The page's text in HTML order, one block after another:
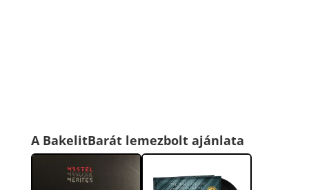
A BakelitBarát lemezbolt ajánlata